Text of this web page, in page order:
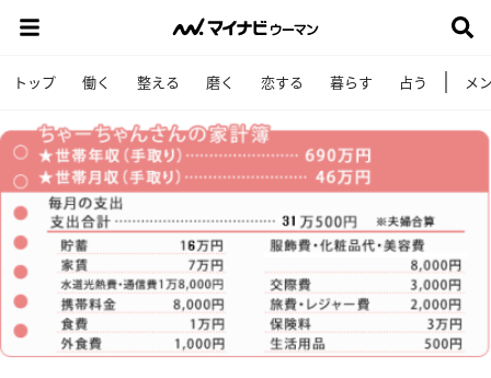
トップ 働く 整える 磨く 恋する 暮らす 占う メ